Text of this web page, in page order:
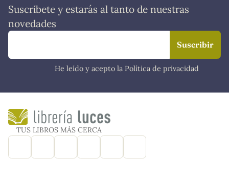
Suscríbete y estarás al tanto de nuestras
novedades
He leído y acepto la Política de privacidad
TUS LIBROS MÁS CERCA